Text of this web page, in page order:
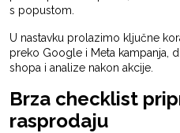
s popustom.
U nastavku prolazimo ključne
preko Google i Meta kampanja,
shopa i analize nakon akcije.
Brza checklist
rasprodaju